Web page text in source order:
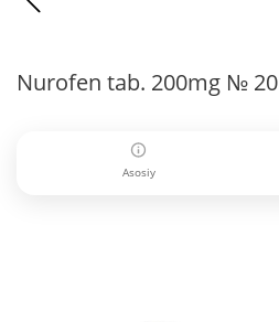
Nurofen tab. 200mg № 20
Asosiy